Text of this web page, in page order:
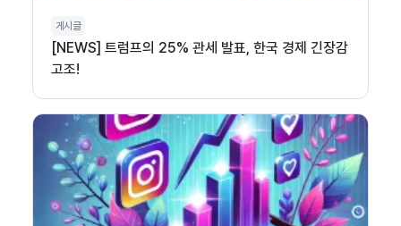
게시글
[NEWS] 트럼프의 25% 관세 발표, 한국 경제 긴장감
고조!